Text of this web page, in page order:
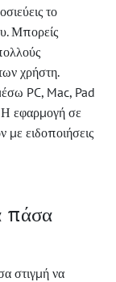
το
Μπορείς
χρήστη.
PC, Mac, Pad
Η εφαρμογή σε
με ειδοποιήσεις
πάσα
στιγμή να